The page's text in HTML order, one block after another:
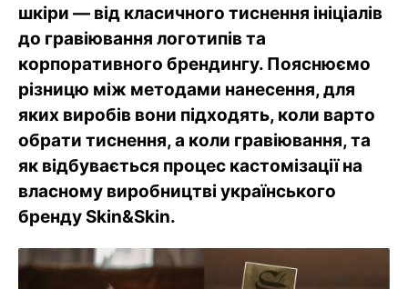
шкіри — від класичного тиснення ініціалів
до гравіювання логотипів та
корпоративного брендингу. Пояснюємо
різницю між методами нанесення, для
яких виробів вони підходять, коли варто
обрати тиснення, а коли гравіювання, та
як відбувається процес кастомізації на
власному виробництві українського
бренду Skin&Skin.